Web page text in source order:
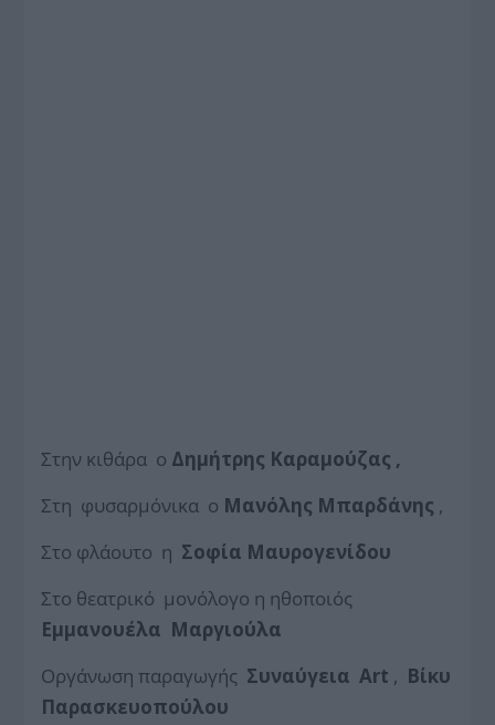
Στην κιθάρα ο Δημήτρης Καραμούζας ,
Στη φυσαρμόνικα ο Μανόλης Μπαρδάνης ,
Στο φλάουτο η Σοφία Μαυρογενίδου
Στο θεατρικό μονόλογο η ηθοποιός
Εμμανουέλα Μαργιούλα
Οργάνωση παραγωγής Συναύγεια Art , Βίκυ
Παρασκευοπούλου